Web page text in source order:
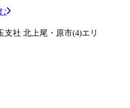
支社 北上尾・原市(4)エリ